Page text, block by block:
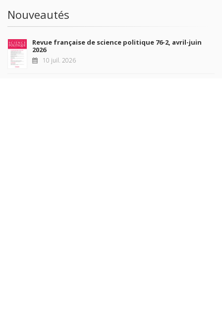
Nouveautés
Revue française de science politique 76-2, avril-juin
2026
10 juil. 2026